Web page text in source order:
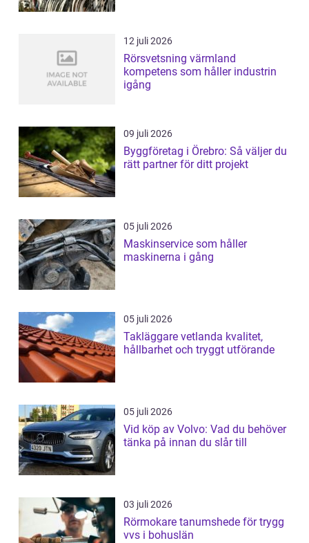
12 juli 2026
Rörsvetsning värmland
kompetens som håller industrin
igång
09 juli 2026
Byggföretag i Örebro: Så väljer du
rätt partner för ditt projekt
05 juli 2026
Maskinservice som håller
maskinerna i gång
05 juli 2026
Takläggare vetlanda kvalitet,
hållbarhet och tryggt utförande
05 juli 2026
Vid köp av Volvo: Vad du behöver
tänka på innan du slår till
03 juli 2026
Rörmokare tanumshede för trygg
vvs i bohuslän